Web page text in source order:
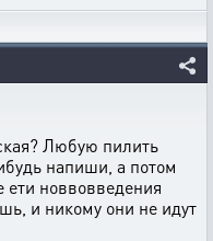
Любую пилить
напиши, а потом
ети новвовведения
и никому они не идут